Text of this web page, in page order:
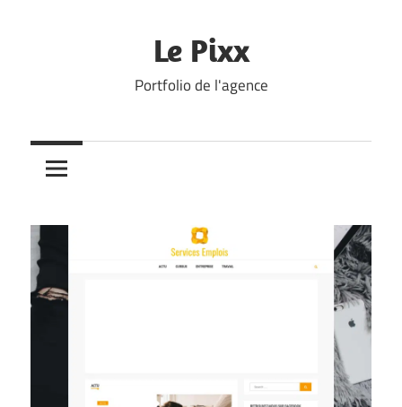
Le Pixx
Portfolio de l'agence